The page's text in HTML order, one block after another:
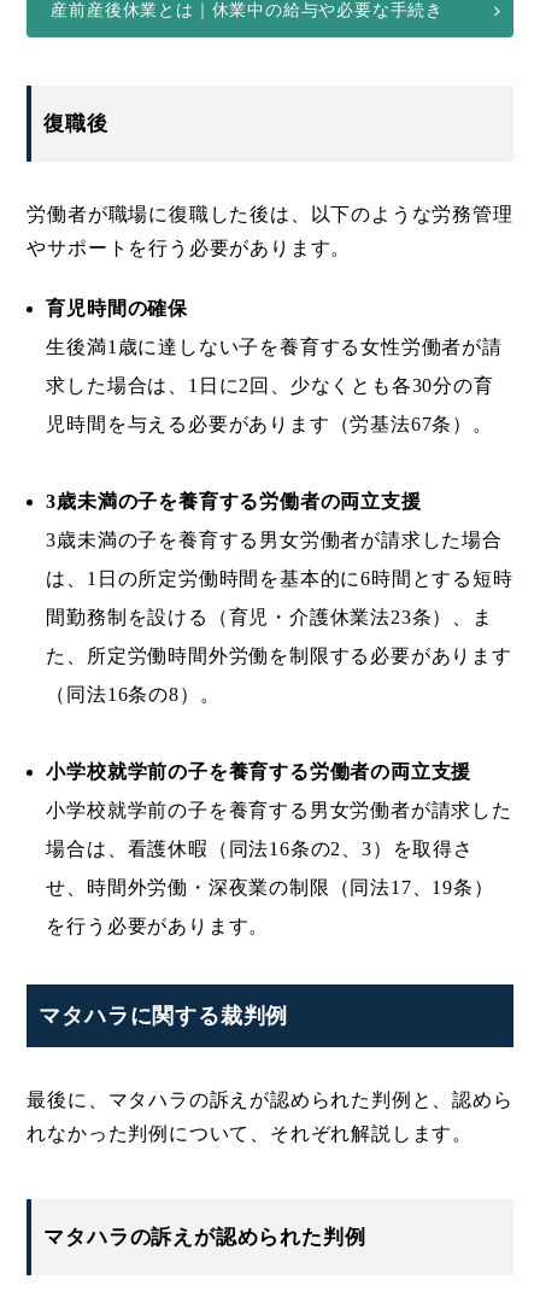
産前産後休業とは｜休業中の給与や必要な手続き
復職後
労働者が職場に復職した後は、以下のような労務管理
やサポートを行う必要があります。
育児時間の確保
生後満1歳に達しない子を養育する女性労働者が請
求した場合は、1日に2回、少なくとも各30分の育
児時間を与える必要があります（労基法67条）。
3歳未満の子を養育する労働者の両立支援
3歳未満の子を養育する男女労働者が請求した場合
は、1日の所定労働時間を基本的に6時間とする短時
間勤務制を設ける（育児・介護休業法23条）、ま
た、所定労働時間外労働を制限する必要があります
（同法16条の8）。
小学校就学前の子を養育する労働者の両立支援
小学校就学前の子を養育する男女労働者が請求した
場合は、看護休暇（同法16条の2、3）を取得さ
せ、時間外労働・深夜業の制限（同法17、19条）
を行う必要があります。
マタハラに関する裁判例
最後に、マタハラの訴えが認められた判例と、認めら
れなかった判例について、それぞれ解説します。
マタハラの訴えが認められた判例